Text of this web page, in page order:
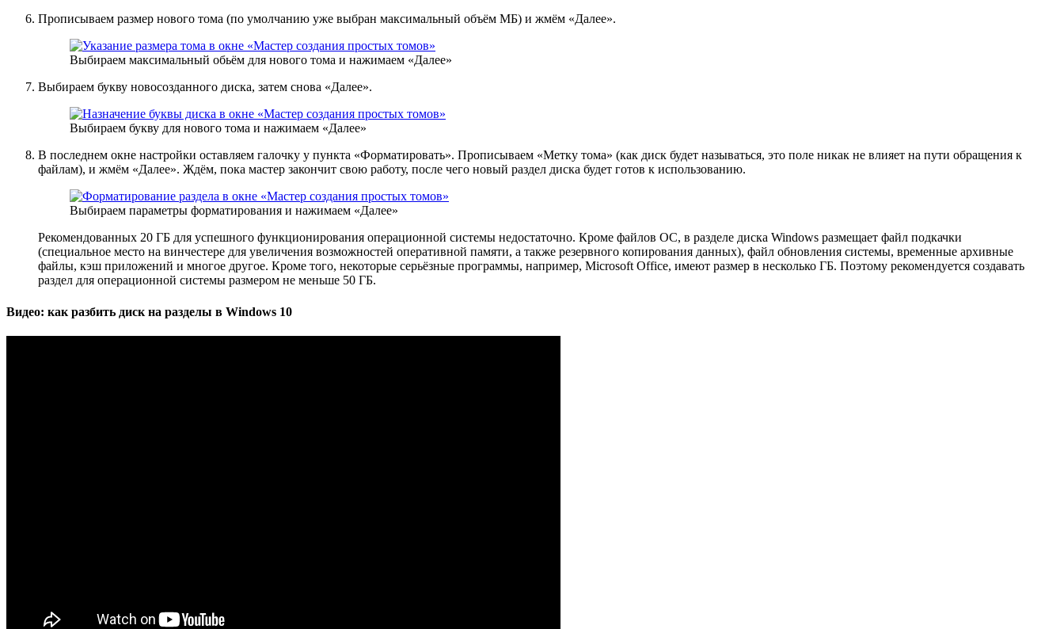
Прописываем размер нового тома (по умолчанию уже выбран максимальный объём МБ) и жмём «Далее».
Выбираем максимальный обьём для нового тома и нажимаем «Далее»
Выбираем букву новосозданного диска, затем снова «Далее».
Выбираем букву для нового тома и нажимаем «Далее»
В последнем окне настройки оставляем галочку у пункта «Форматировать». Прописываем «Метку тома» (как диск будет называться, это поле никак не влияет на пути обращения к
файлам), и жмём «Далее». Ждём, пока мастер закончит свою работу, после чего новый раздел диска будет готов к использованию.
Выбираем параметры форматирования и нажимаем «Далее»
Рекомендованных 20 ГБ для успешного функционирования операционной системы недостаточно. Кроме файлов ОС, в разделе диска Windows размещает файл подкачки
(специальное место на винчестере для увеличения возможностей оперативной памяти, а также резервного копирования данных), файл обновления системы, временные архивные
файлы, кэш приложений и многое другое. Кроме того, некоторые серьёзные программы, например, Microsoft Office, имеют размер в несколько ГБ. Поэтому рекомендуется создавать
раздел для операционной системы размером не меньше 50 ГБ.
Видео: как разбить диск на разделы в Windows 10